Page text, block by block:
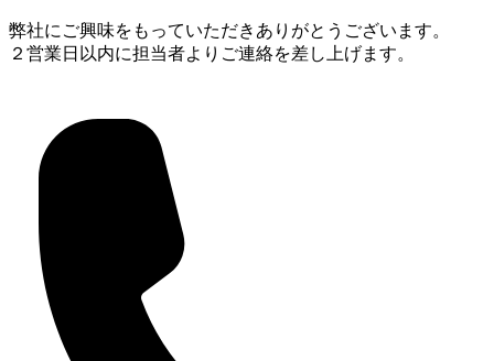
弊社にご興味をもっていただきありがとうございます。
２営業日以内に担当者よりご連絡を差し上げます。